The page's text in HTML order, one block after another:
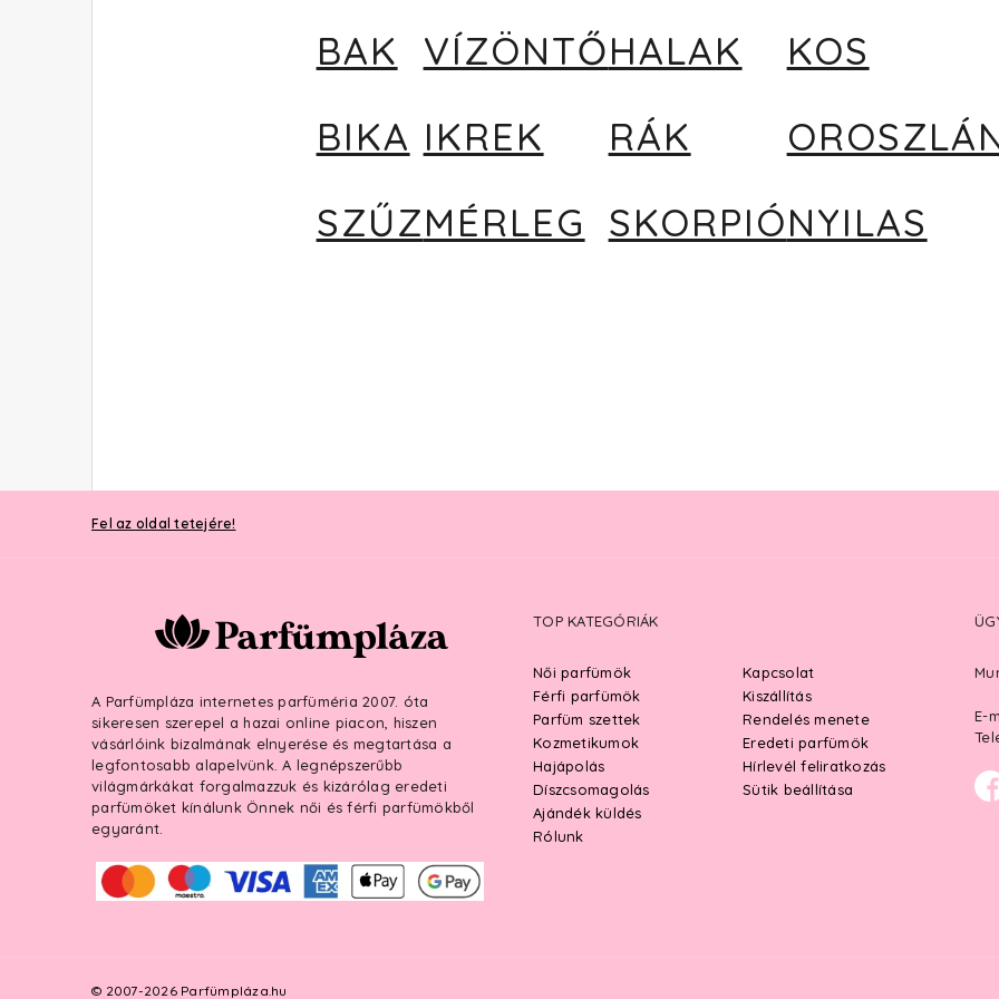
BAK VÍZÖNTŐHALAK
KOS
BIKA IKREK RÁK
SZŰZMÉRLEG SKORPIÓNYILAS
Fel az oldal tetejére!
A Parfümpláza internetes parfüméria 2007. óta
sikeresen szerepel a hazai online piacon, hiszen
vásárlóink bizalmának elnyerése és megtartása a
legfontosabb alapelvünk. A legnépszerűbb
világmárkákat forgalmazzuk és kizárólag eredeti
parfümöket kínálunk Önnek női és férfi parfümökből
egyaránt.
TOP KATEGÓRIÁK
Női parfümök
Férfi parfümök
Parfüm szettek
Kozmetikumok
Hajápolás
Díszcsomagolás
Ajándék küldés
Rólunk
Kapcsolat
Kiszállítás
Rendelés menete
Eredeti parfümök
Hírlevél feliratkozás
Sütik beállítása
E-
© 2007-2026 Parfümpláza.hu